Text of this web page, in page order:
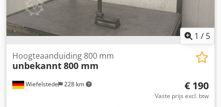
1 / 5
Wiefelstede 228 km
Hoogteaanduiding 800 mm
unbekannt800 mm
€ 190
Vaste prijs excl. btw